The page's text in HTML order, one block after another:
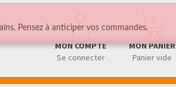
MON COMPTE
Se connecter
MON PANIER
Panier vide
Pensez à anticiper vos commandes.